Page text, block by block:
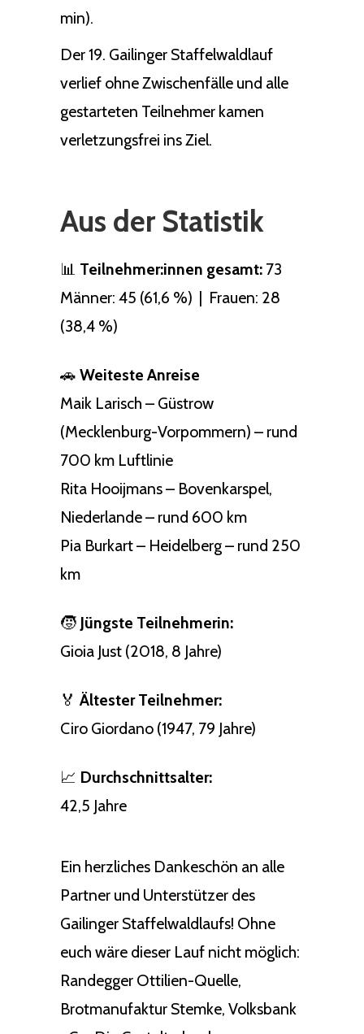
min).
Der 19. Gailinger Staffelwaldlauf
verlief ohne Zwischenfälle und alle
gestarteten Teilnehmer kamen
verletzungsfrei ins Ziel.
Aus der Statistik
📊 Teilnehmer:innen gesamt: 73
Männer: 45 (61,6 %) | Frauen: 28
(38,4 %)
🚗 Weiteste Anreise
Maik Larisch – Güstrow
(Mecklenburg-Vorpommern) – rund
700 km Luftlinie
Rita Hooijmans – Bovenkarspel,
Niederlande – rund 600 km
Pia Burkart – Heidelberg – rund 250
km
🧒 Jüngste Teilnehmerin:
Gioia Just (2018, 8 Jahre)
🏅 Ältester Teilnehmer:
Ciro Giordano (1947, 79 Jahre)
📈 Durchschnittsalter:
42,5 Jahre
Ein herzliches Dankeschön an alle
Partner und Unterstützer des
Gailinger Staffelwaldlaufs! Ohne
euch wäre dieser Lauf nicht möglich:
Randegger Ottilien-Quelle,
Brotmanufaktur Stemke, Volksbank